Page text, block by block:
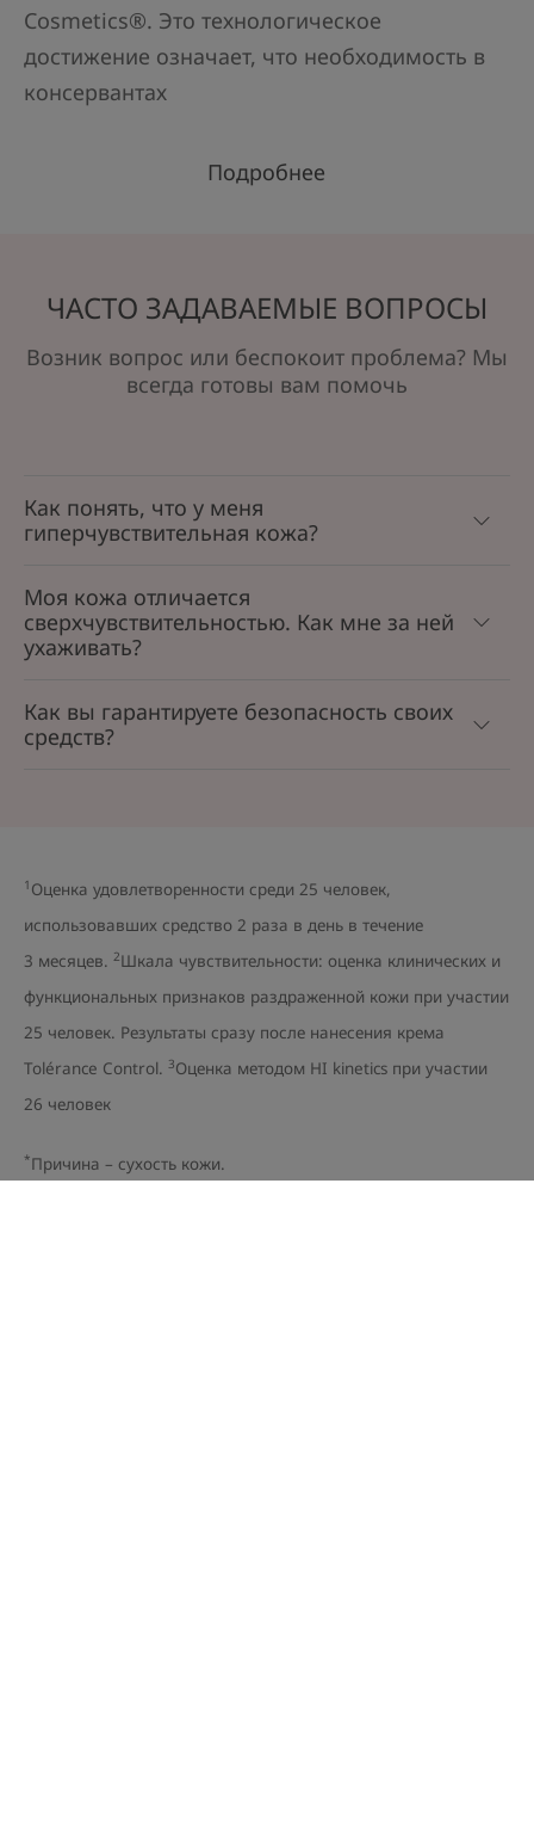
Cosmetics®. Это технологическое
достижение означает, что необходимость в
консервантах
Подробнее
ЧАСТО ЗАДАВАЕМЫЕ ВОПРОСЫ
Возник вопрос или беспокоит проблема? Мы
всегда готовы вам помочь
Как понять, что у меня
гиперчувствительная кожа?
Моя кожа отличается
сверхчувствительностью. Как мне за ней
ухаживать?
Как вы гарантируете безопасность своих
средств?
1 Оценка удовлетворенности среди 25 человек,
использовавших средство 2 раза в день в течение
3 месяцев. 2Шкала чувствительности: оценка клинических и
функциональных признаков раздраженной кожи при участии
25 человек. Результаты сразу после нанесения крема
Tolérance Control. 3Оценка методом HI kinetics при участии
26 человек
*Причина – сухость кожи.